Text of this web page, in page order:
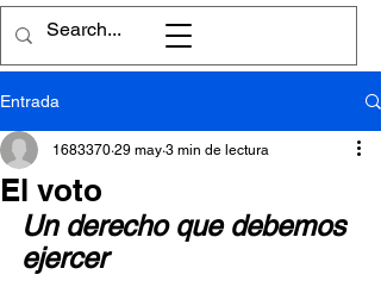
Entrada
El voto
1683370 29 may 3 min de lectura
Un derecho que debemos
ejercer